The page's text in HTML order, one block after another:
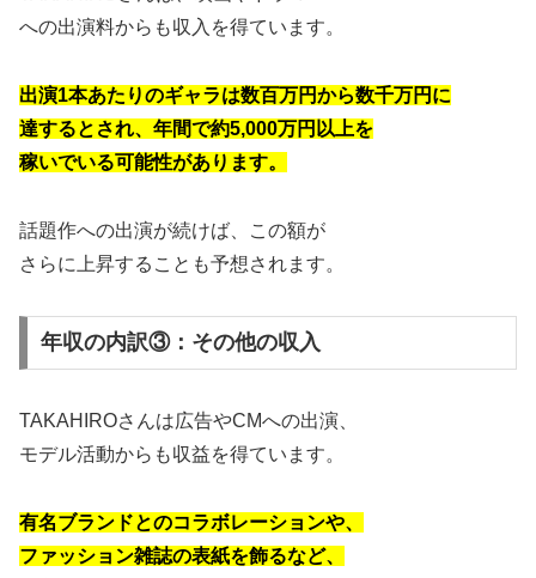
への出演料からも収入を得ています。
出演1本あたりのギャラは数百万円から数千万円に
達するとされ、 年間で約5,000万円以上を
稼いでいる可能性があります。
話題作への出演が続けば、この額が
さらに上昇することも予想されます。
年収の内訳③：その他の収入
TAKAHIROさんは広告やCMへの出演、
モデル活動からも収益を得ています。
有名ブランドとのコラボレーションや、
ファッション雑誌の表紙を飾るなど、